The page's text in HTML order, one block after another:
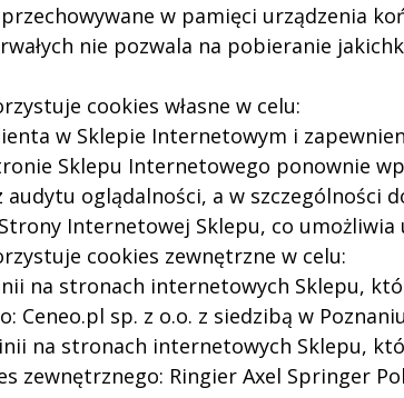
przechowywane w pamięci urządzenia
nie pozwala na pobieranie
cookies własne w celu:
w Sklepie Internetowym i
Sklepu Internetowego ponownie
audytu oglądalności, a w
Internetowej Sklepu, co
cookies zewnętrzne w celu:
na stronach internetowych Sklepu,
Ceneo.pl sp. z o.o. z siedzibą w
na stronach internetowych Sklepu,
zewnętrznego: Ringier Axel Springer